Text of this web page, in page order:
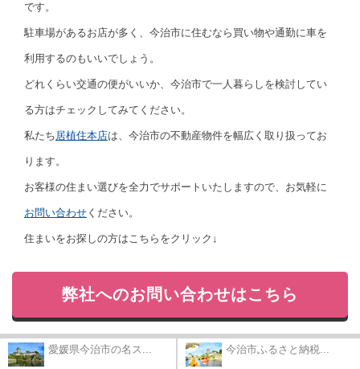
です。
駐車場があるお店が多く、今治市に住むなら買い物や通勤に車を
利用するのもいいでしょう。
どれくらい交通の便がいいか、今治市で一人暮らしを検討してい
る方はチェックしてみてください。
私たち居植住本店は、今治市の不動産物件を幅広く取り扱ってお
ります。
お客様の住まい選びを全力でサポートいたしますので、お気軽に
お問い合わせ ください。
住まいをお探しの方はこちらをクリック↓
弊社へのお問い合わせはこちら
愛媛県今治市の名ス... 今治市ふるさと納税...